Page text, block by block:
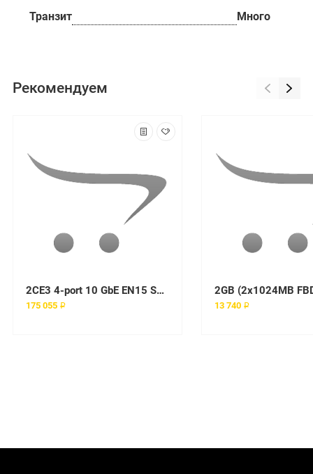
Транзит Много
Рекомендуем
2CE3 4-port 10 GbE EN15 SR PCIe3
175 055 ₽ 13 740 ₽